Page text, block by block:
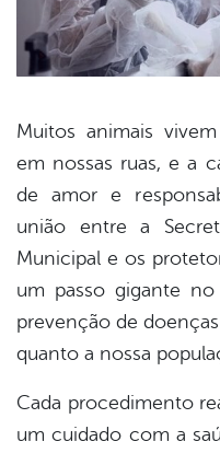
Muitos animais
em nossas ruas, e a
de amor e
união entre a
Municipal e os
um passo gigante
prevenção de
quanto a nossa
Cada procedimento
um cuidado com a